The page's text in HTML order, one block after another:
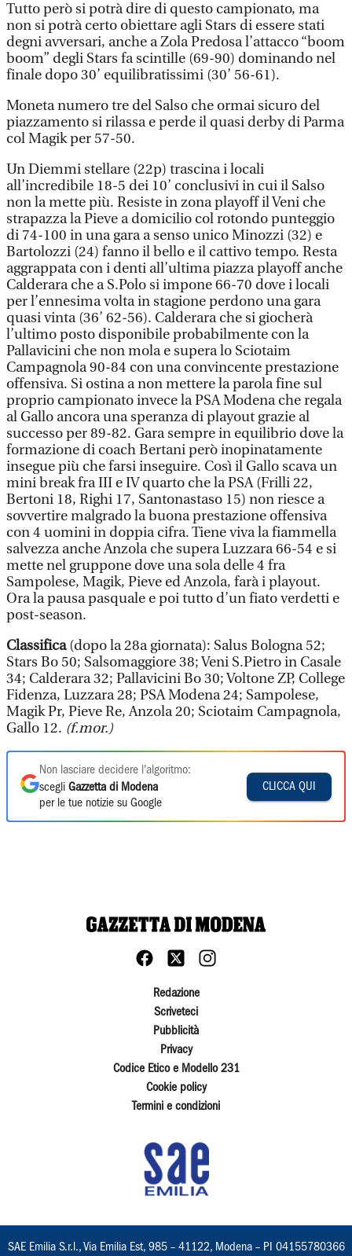
Tutto però si potrà dire di questo campionato, ma
non si potrà certo obiettare agli Stars di essere stati
degni avversari, anche a Zola Predosa l’attacco “boom
boom” degli Stars fa scintille (69-90) dominando nel
finale dopo 30’ equilibratissimi (30’ 56-61).
Moneta numero tre del Salso che ormai sicuro del
piazzamento si rilassa e perde il quasi derby di Parma
col Magik per 57-50.
Un Diemmi stellare (22p) trascina i locali
all’incredibile 18-5 dei 10’ conclusivi in cui il Salso
non la mette più. Resiste in zona playoff il Veni che
strapazza la Pieve a domicilio col rotondo punteggio
di 74-100 in una gara a senso unico Minozzi (32) e
Bartolozzi (24) fanno il bello e il cattivo tempo. Resta
aggrappata con i denti all’ultima piazza playoff anche
Calderara che a S.Polo si impone 66-70 dove i locali
per l’ennesima volta in stagione perdono una gara
quasi vinta (36’ 62-56). Calderara che si giocherà
l’ultimo posto disponibile probabilmente con la
Pallavicini che non mola e supera lo Sciotaim
Campagnola 90-84 con una convincente prestazione
offensiva. Si ostina a non mettere la parola fine sul
proprio campionato invece la PSA Modena che regala
al Gallo ancora una speranza di playout grazie al
successo per 89-82. Gara sempre in equilibrio dove la
formazione di coach Bertani però inopinatamente
insegue più che farsi inseguire. Così il Gallo scava un
mini break fra III e IV quarto che la PSA (Frilli 22,
Bertoni 18, Righi 17, Santonastaso 15) non riesce a
sovvertire malgrado la buona prestazione offensiva
con 4 uomini in doppia cifra. Tiene viva la fiammella
salvezza anche Anzola che supera Luzzara 66-54 e si
mette nel gruppone dove una sola delle 4 fra
Sampolese, Magik, Pieve ed Anzola, farà i playout.
Ora la pausa pasquale e poi tutto d’un fiato verdetti e
post-season.
Classifica(dopo la 28a giornata): Salus Bologna 52;
Stars Bo 50; Salsomaggiore 38; Veni S.Pietro in Casale
34; Calderara 32; Pallavicini Bo 30; Voltone ZP, College
Fidenza, Luzzara 28; PSA Modena 24; Sampolese,
Magik Pr, Pieve Re, Anzola 20; Sciotaim Campagnola,
Gallo 12. (f.mor.)
Non lasciare decidere l'algoritmo:
scegli Gazzetta di Modena
per le tue notizie su Google
CLICCA QUI
Redazione
Scriveteci
Pubblicità
Privacy
Codice Etico e Modello 231
Cookie policy
Termini e condizioni
SAE Emilia S.r.l., Via Emilia Est, 985 – 41122, Modena – PI 04155780366